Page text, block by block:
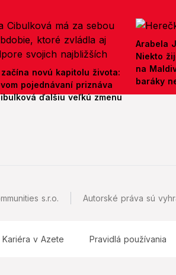
novú kapitolu života:
pojednávaní priznáva
ďalšiu veľkú zmenu
Arabela
Niekto
na
baráky
s.r.o. Autorské práva sú
Kariéra v Azete Pravidlá používania